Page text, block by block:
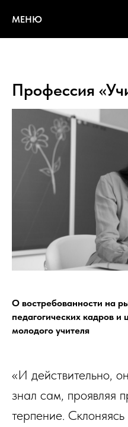
МЕНЮ
Профессия
О востребованности на
педагогических кадров
молодого учителя
«И действительно,
знал сам, проявляя
терпение.